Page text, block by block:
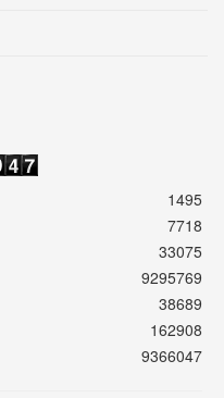
1495
7718
33075
9295769
38689
162908
9366047